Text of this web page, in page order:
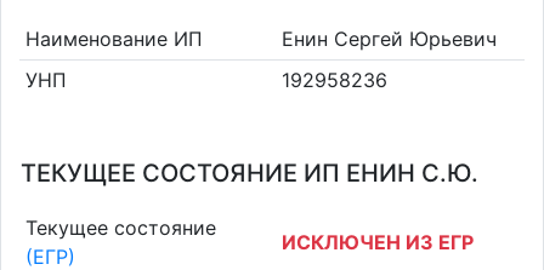
Наименование ИП
Енин Сергей Юрьевич
УНП
192958236
ТЕКУЩЕЕ СОСТОЯНИЕ ИП ЕНИН С.Ю.
Текущее состояние
(ЕГР)
ИСКЛЮЧЕН ИЗ ЕГР